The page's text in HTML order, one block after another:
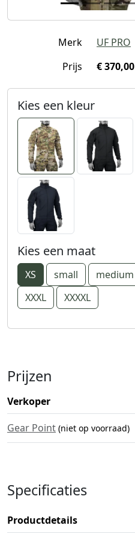
Merk
UF PRO
Prijs
€ 370,00
Kies een kleur
Kies een maat
XS small medium
XXXL
XXXXL
Prijzen
Verkoper
Gear Point (niet op voorraad)
Specificaties
Productdetails